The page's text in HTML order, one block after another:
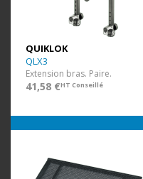
QUIKLOK
QLX3
Extension bras. Paire.
41,58 €HT Conseillé